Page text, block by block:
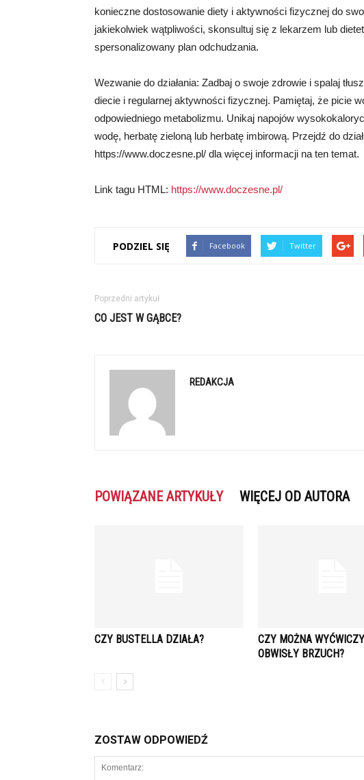
konieczne dostosowanie diety i aktywności fizycznej do
jakiekolwiek wątpliwości, skonsultuj się z lekarzem lub
spersonalizowany plan odchudzania.
Wezwanie do działania: Zadbaj o swoje zdrowie i spalaj
diecie i regularnej aktywności fizycznej. Pamiętaj, że picie
odpowiedniego metabolizmu. Unikaj napojów
wodę, herbatę zieloną lub herbatę imbirową. Przejdź do
https://www.doczesne.pl/ dla więcej informacji na ten temat.
Link tagu HTML: https://www.doczesne.pl/
PODZIEL SIĘ Facebook Twitter
Poprzedni artykuł
CO JEST W GĄBCE?
REDAKCJA
POWIĄZANE ARTYKUŁY WIĘCEJ OD AUTORA
CZY BUSTELLA DZIAŁA?
CZY MOŻNA
OBWISŁY BRZUCH?
ZOSTAW ODPOWIEDŹ